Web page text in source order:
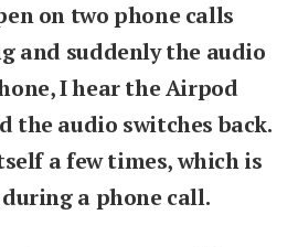
on two phone calls
and suddenly the audio
I hear the Airpod
the audio switches back.
a few times, which is
a phone call.